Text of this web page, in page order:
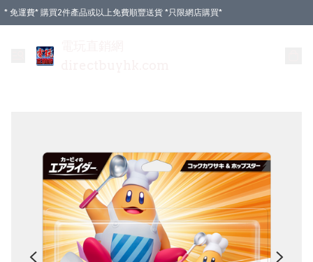
* 免運費* 購買2件產品或以上免費順豐送貨 *只限網店購買*